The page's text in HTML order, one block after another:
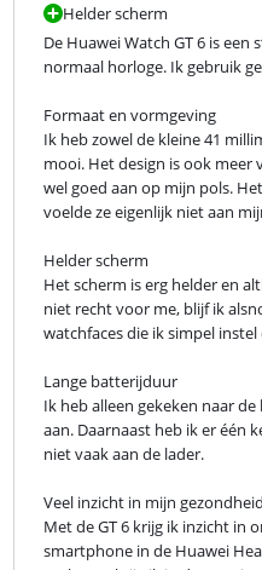
Helder scherm
De Huawei Watch GT 6 is
normaal horloge. Ik gebruik
Formaat en vormgeving
Ik heb zowel de kleine 41
mooi. Het design is ook meer
wel goed aan op mijn pols.
voelde ze eigenlijk niet aan
Helder scherm
Het scherm is erg helder en
niet recht voor me, blijf ik
watchfaces die ik simpel
Lange batterijduur
Ik heb alleen gekeken naar
aan. Daarnaast heb ik er één
niet vaak aan de lader.
Veel inzicht in mijn gezondheid
Met de GT 6 krijg ik inzicht in
smartphone in de Huawei